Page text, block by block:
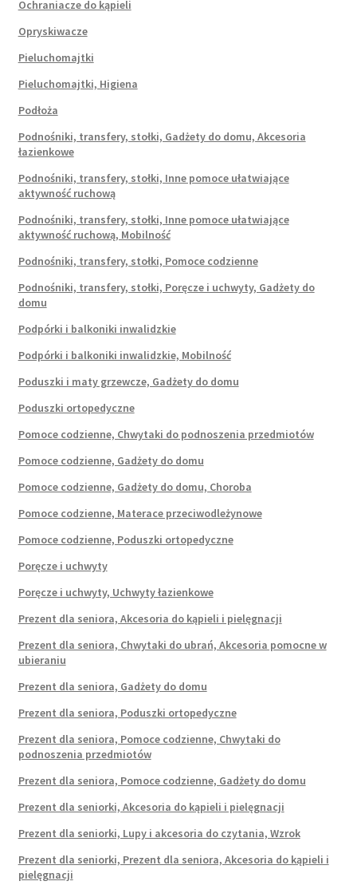
Ochraniacze do kąpieli
Opryskiwacze
Pieluchomajtki
Pieluchomajtki, Higiena
Podłoża
Podnośniki, transfery, stołki, Gadżety do domu, Akcesoria
łazienkowe
Podnośniki, transfery, stołki, Inne pomoce ułatwiające
aktywność ruchową
Podnośniki, transfery, stołki, Inne pomoce ułatwiające
aktywność ruchową, Mobilność
Podnośniki, transfery, stołki, Pomoce codzienne
Podnośniki, transfery, stołki, Poręcze i uchwyty, Gadżety do
domu
Podpórki i balkoniki inwalidzkie
Podpórki i balkoniki inwalidzkie, Mobilność
Poduszki i maty grzewcze, Gadżety do domu
Poduszki ortopedyczne
Pomoce codzienne, Chwytaki do podnoszenia przedmiotów
Pomoce codzienne, Gadżety do domu
Pomoce codzienne, Gadżety do domu, Choroba
Pomoce codzienne, Materace przeciwodleżynowe
Pomoce codzienne, Poduszki ortopedyczne
Poręcze i uchwyty
Poręcze i uchwyty, Uchwyty łazienkowe
Prezent dla seniora, Akcesoria do kąpieli i pielęgnacji
Prezent dla seniora, Chwytaki do ubrań, Akcesoria pomocne w
ubieraniu
Prezent dla seniora, Gadżety do domu
Prezent dla seniora, Poduszki ortopedyczne
Prezent dla seniora, Pomoce codzienne, Chwytaki do
podnoszenia przedmiotów
Prezent dla seniora, Pomoce codzienne, Gadżety do domu
Prezent dla seniorki, Akcesoria do kąpieli i pielęgnacji
Prezent dla seniorki, Lupy i akcesoria do czytania, Wzrok
Prezent dla seniorki, Prezent dla seniora, Akcesoria do kąpieli i
pielęgnacji